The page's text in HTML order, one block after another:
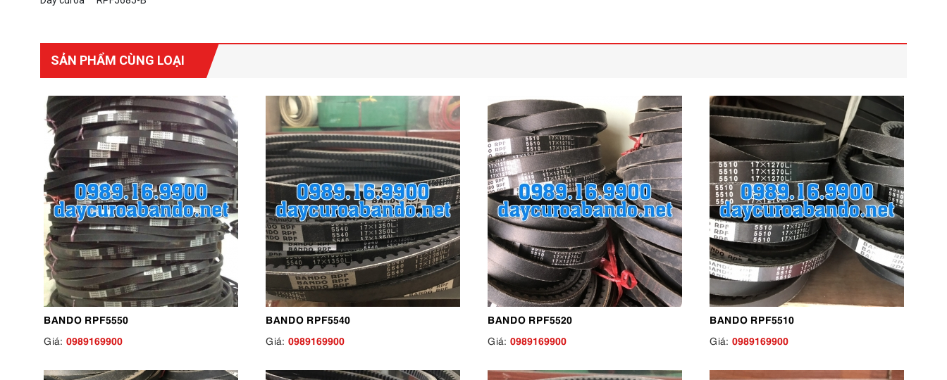
SẢN PHẨM CÙNG LOẠI
BANDO RPF5550
Giá: 0989169900
BANDO RPF5540
Giá: 0989169900
BANDO RPF5520
Giá: 0989169900
BANDO RPF5510
Giá: 0989169900